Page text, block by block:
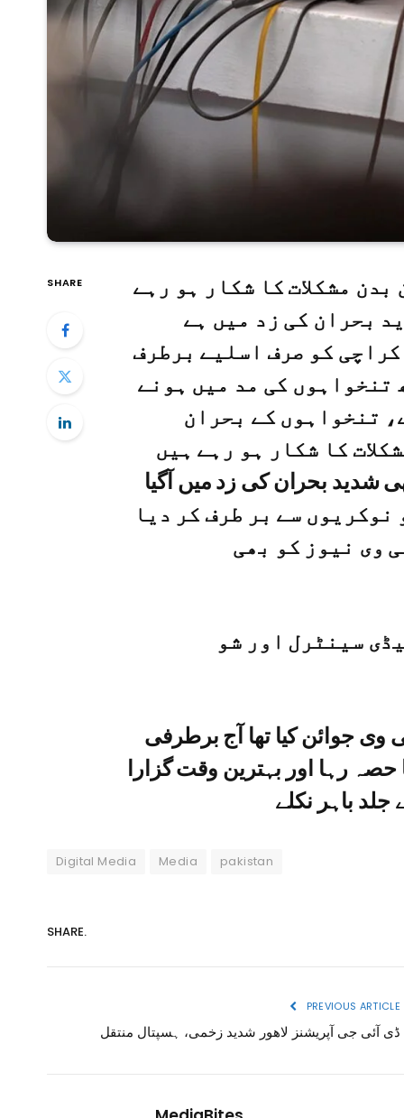
SHARE مشکلات کا شکار ہو رہے
کو صرف اسلیے برطرف
کی مد میں ہونے
تنخواہوں کے بحران
شدید بحران کی زد میں آگیا
کے تقریبا 25٪ افراد کو نوکریوں سے بر طرف کر دیا
وی نیوز کو بھی
سینٹرل اور شو
وی جوائن کیا تھا آج برطرفی
رہا اور بہترین وقت گزارا
باہر نکلے
Digital Media Media pakistan
SHARE.
PREVIOUS ARTICLE
ڈی آئی جی آپریشنز لاھور شدید زخمی، ہسپتال منتقل